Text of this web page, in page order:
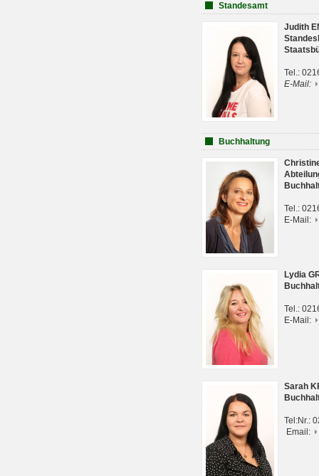
Standesamt
Judith
Tel.:
E-Mail:
Buchhaltung
Tel.:
E-Mail:
Lydia
Tel.:
E-Mail:
Sarah
Tel:Nr.:
Email: